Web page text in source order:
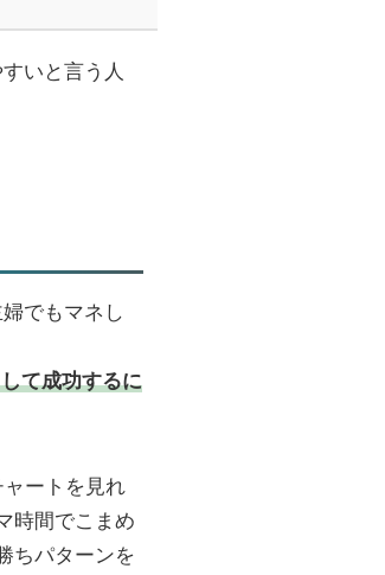
いと言う人
でもマネし
て成功するに
ートを見れ
時間でこまめ
ちパターンを